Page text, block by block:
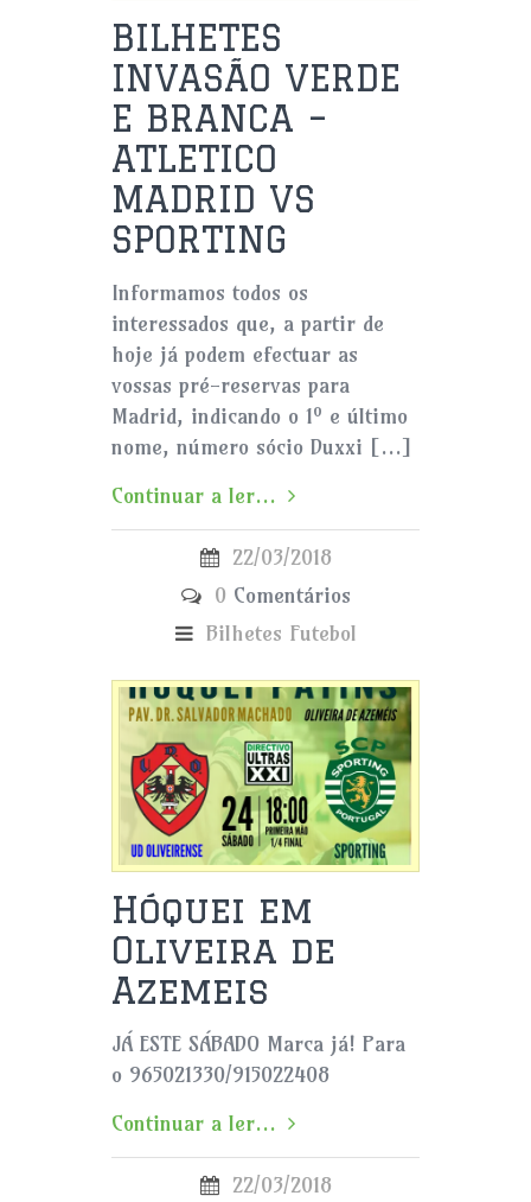
BILHETES
INVASÃO VERDE
E BRANCA –
ATLETICO
MADRID VS
SPORTING
Informamos todos os
interessados que, a partir de
hoje já podem efectuar as
vossas pré-reservas para
Madrid, indicando o 1º e último
nome, número sócio Duxxi […]
Continuar a ler...
22/03/2018
0 Comentários
Bilhetes Futebol
Hóquei em
Oliveira de
Azemeis
JÁ ESTE SÁBADO Marca já! Para
o 965021330/915022408
Continuar a ler...
22/03/2018